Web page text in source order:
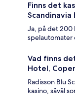
Finns det
Scandinavia
Ja, på det 200
spelautomater
Vad finns
Hotel,
Radisson Blu
kasino, såväl